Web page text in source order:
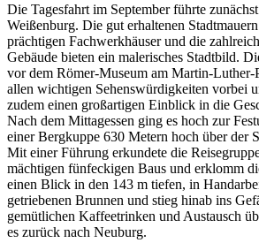
Die Tagesfahrt im September führte
Weißenburg. Die gut erhaltenen
prächtigen Fachwerkhäuser und die
Gebäude bieten ein malerisches Stadtbild.
vor dem Römer-Museum am Martin-Luther-
allen wichtigen Sehenswürdigkeiten vorbei
zudem einen großartigen Einblick in die
Nach dem Mittagessen ging es hoch zur
einer Bergkuppe 630 Metern hoch über der
Mit einer Führung erkundete die
mächtigen fünfeckigen Baus und erklomm
einen Blick in den 143 m tiefen, in
getriebenen Brunnen und stieg hinab ins
gemütlichen Kaffeetrinken und Austausch
es zurück nach Neuburg.